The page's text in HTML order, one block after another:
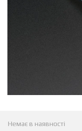
Немає в наявності